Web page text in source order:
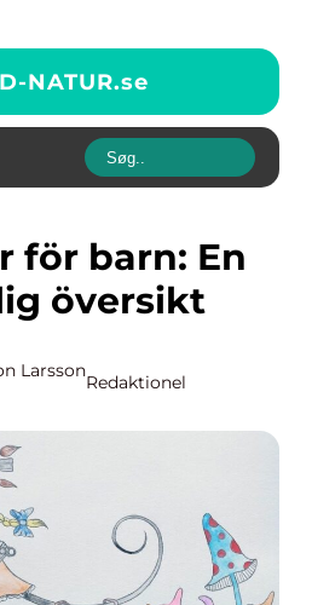
NATUR.se
översikt
Larsson
Redaktionel